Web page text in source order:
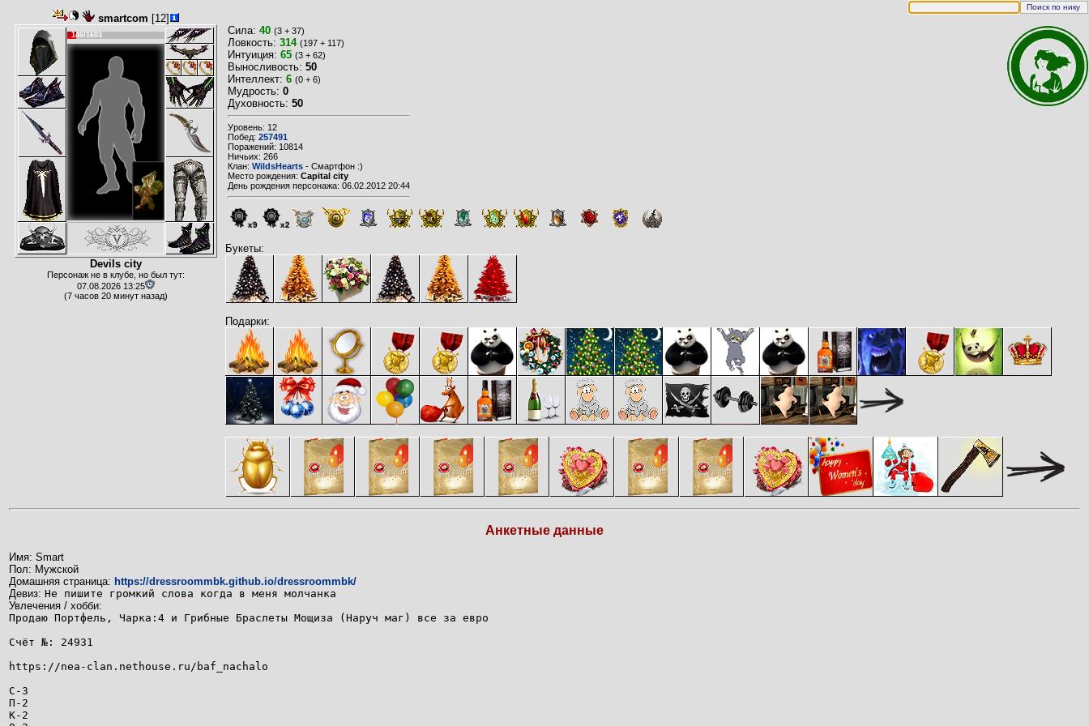
smartcom [12]
146/1603
Devils city
Персонаж не в клубе, но был тут:
07.08.2026 13:25
(7 часов 20 минут назад)
Сила: 40 (3 + 37)
Ловкость: 314 (197 + 117)
Интуиция: 65 (3 + 62)
Выносливость: 50
Интеллект: 6 (0 + 6)
Мудрость: 0
Духовность: 50
Уровень: 12
Побед: 257491
Поражений: 10814
Ничьих: 266
Клан: WildsHearts - Смартфон :)
Место рождения: Capital city
День рождения персонажа: 06.02.2012 20:44
x9 x2
Букеты:
Подарки:
Анкетные данные
Имя: Smart
Пол: Мужской
Домашняя страница: https://dressroommbk.github.io/dressroommbk/
Девиз: Не пишите громкий слова когда в меня молчанка
Увлечения / хобби:
Продаю Портфель, Чарка:4 и Грибные Браслеты Мощиза (Наруч маг) все за евро
Счёт №: 24931
https://nea-clan.nethouse.ru/baf_nachalo
С-3
П-2
К-2